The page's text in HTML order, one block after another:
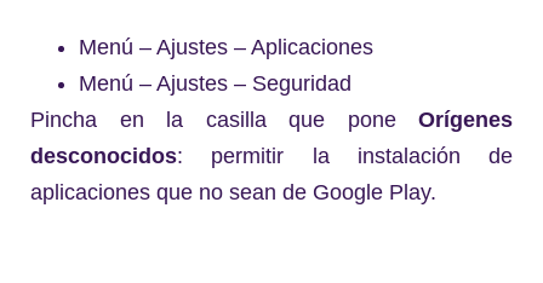
Menú – Ajustes – Aplicaciones
Menú – Ajustes – Seguridad
Pincha en la casilla que pone Orígenes
desconocidos: permitir la instalación de
aplicaciones que no sean de Google Play.